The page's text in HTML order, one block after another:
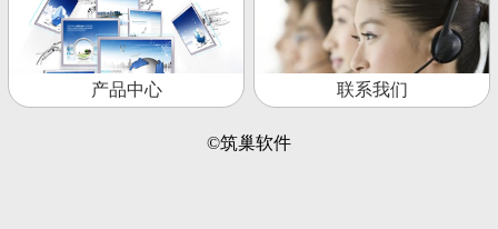
产品中心 联系我们
©筑巢软件